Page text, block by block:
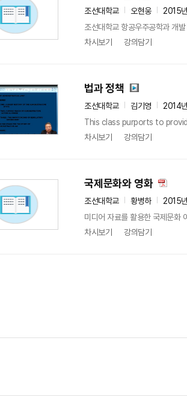
조선대학교 오현웅
2015
조선대학교 항공우주공학과 개
차시보기
강의담기
법과 정책
조선대학교 김기영
2014
This class purports to
차시보기
강의담기
국제문화와 영화
조선대학교 황병하
2015
미디어 자료를 활용한 국제문화
차시보기
강의담기